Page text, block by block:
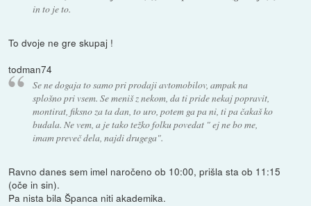
in to je to.
To dvoje ne gre skupaj !
todman74
Se ne dogaja to samo pri prodaji avtomobilov, ampak na
splošno pri vsem. Se meniš z nekom, da ti pride nekaj popravit,
montirat, fiksno za ta dan, to uro, potem ga pa ni, ti pa čakaš ko
budala. Ne vem, a je tako težko folku povedat " ej ne bo me,
imam preveč dela, najdi drugega".
Ravno danes sem imel naročeno ob 10:00, prišla sta ob 11:15
(oče in sin).
Pa nista bila Španca niti akademika.